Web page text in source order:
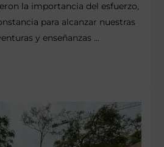
la importancia del esfuerzo,
para alcanzar nuestras
y enseñanzas …